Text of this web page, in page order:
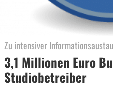
Zu intensiver
3,1 Millionen Euro
Studiobetreiber